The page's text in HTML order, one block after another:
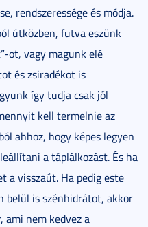
rendszeressége és módja.
útközben, futva eszünk
ot, vagy magunk elé
és zsiradékot is
így tudja csak jól
kell termelnie az
ahhoz, hogy képes legyen
a táplálkozást. És ha
a visszaút. Ha pedig este
belül is szénhidrátot, akkor
ami nem kedvez a